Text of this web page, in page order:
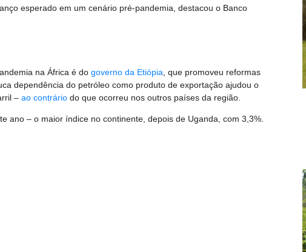
esperado em um cenário pré-pandemia, destacou o Banco
na África é do governo da Etiópia , que promoveu reformas
dependência do petróleo como produto de exportação ajudou o
– ao contrário do que ocorreu nos outros países da região.
ano – o maior índice no continente, depois de Uganda, com 3,3%.